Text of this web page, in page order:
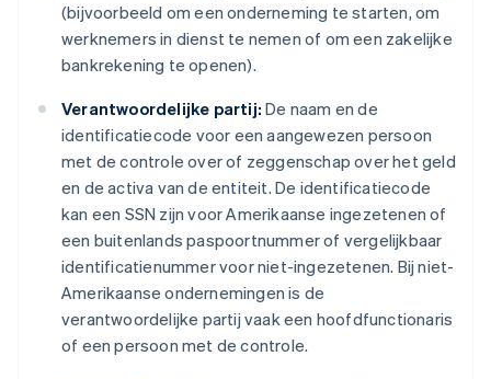
(bijvoorbeeld om een onderneming te starten, om
werknemers in dienst te nemen of om een zakelijke
bankrekening te openen).
Verantwoordelijke partij: De naam en de
identificatiecode voor een aangewezen persoon
met de controle over of zeggenschap over het geld
en de activa van de entiteit. De identificatiecode
kan een SSN zijn voor Amerikaanse ingezetenen of
een buitenlands paspoortnummer of vergelijkbaar
identificatienummer voor niet-ingezetenen. Bij niet-
Amerikaanse ondernemingen is de
verantwoordelijke partij vaak een hoofdfunctionaris
of een persoon met de controle.